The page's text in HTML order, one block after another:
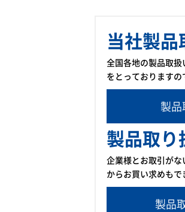
当社製
全国各地の製品取
をとっておりますの
製
製品取り
企業様とお取引が
からお買い求めもで
製品